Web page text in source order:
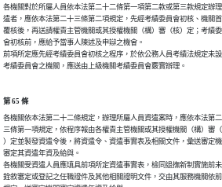
各機關對於所屬人員依本法第二十二條第一項第二款或第三款規定辦
遣者，應依本法第二十三條第二項規定，先經考績委員會初核、機關
覆核後，再送請權責主管機關或其授權機關（構）審（核）定；考績
會初核前，應給予當事人陳述及申辯之機會。
前項所定應先經考績委員會初核之程序，於依公務人員考績法規定未
考績委員會之機關，應送由上級機關考績委員會覈實辦理。
第 65 條
各機關依本法第二十二條規定，辦理所屬人員資遣案時，應依本法第
三條第一項規定，依程序報由各權責主管機關或其授權機關（構）審
）定並製發資遣令後，將資遣令、資遣事實表及相關文件，彙送審定
審定其資遣年資及給與。
各機關受資遣人員應填具前項所定資遣事實表，檢同退撫新制實施前
銓敘審定或登記之任職證件及其他相關證明文件，交由其服務機關依